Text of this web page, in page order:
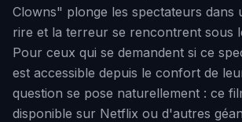
Clowns" plonge les spectateurs dans
rire et la terreur se rencontrent sous
Pour ceux qui se demandent si ce
est accessible depuis le confort de
question se pose naturellement : ce
disponible sur Netflix ou d'autres